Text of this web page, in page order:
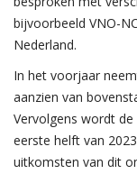
bijvoorbeeld VNO-
Nederland.
In het voorjaar
aanzien van
Vervolgens wordt
eerste helft van
uitkomsten van dit